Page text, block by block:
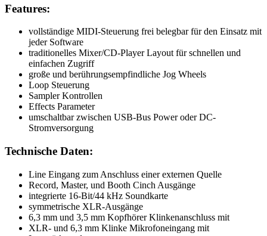
Features:
vollständige MIDI-Steuerung frei belegbar für den Einsatz mit
jeder Software
traditionelles Mixer/CD-Player Layout für schnellen und
einfachen Zugriff
große und berührungsempfindliche Jog Wheels
Loop Steuerung
Sampler Kontrollen
Effects Parameter
umschaltbar zwischen USB-Bus Power oder DC-
Stromversorgung
Technische Daten:
Line Eingang zum Anschluss einer externen Quelle
Record, Master, und Booth Cinch Ausgänge
integrierte 16-Bit/44 kHz Soundkarte
symmetrische XLR-Ausgänge
6,3 mm und 3,5 mm Kopfhörer Klinkenanschluss mit
XLR- und 6,3 mm Klinke Mikrofoneingang mit